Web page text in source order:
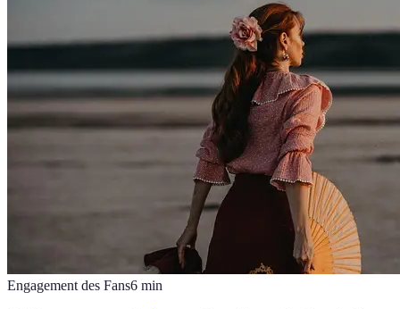
Engagement des Fans6 min